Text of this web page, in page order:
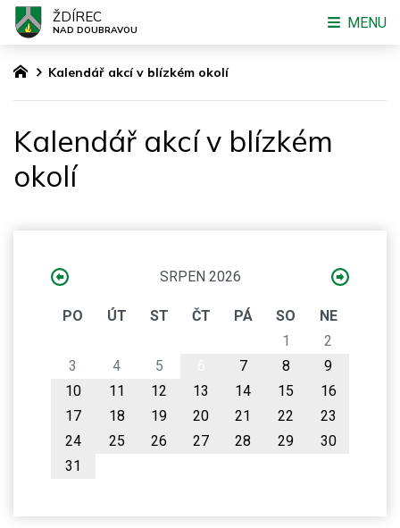
Kalendář akcí v blízkém okolí
Kalendář akcí v blízkém
okolí
SRPEN 2026
PO ÚT ST ČT PÁ SO
NE
1
2
3
4 5 7 8
9
10
11 12 13 14 15
16
17
18 19 20 21 22
23
24
25 26 27 28 29
30
31
ŽDÍREC
NAD DOUBRAVOU MENU